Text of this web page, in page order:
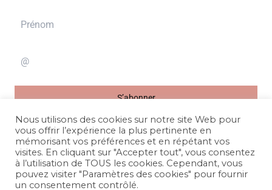
S’abonner
Site refonté par
Nous utilisons des cookies sur notre site Web pour
vous offrir l’expérience la plus pertinente en
mémorisant vos préférences et en répétant vos
visites. En cliquant sur "Accepter tout", vous consentez
à l’utilisation de TOUS les cookies. Cependant, vous
pouvez visiter "Paramètres des cookies" pour fournir
un consentement contrôlé.